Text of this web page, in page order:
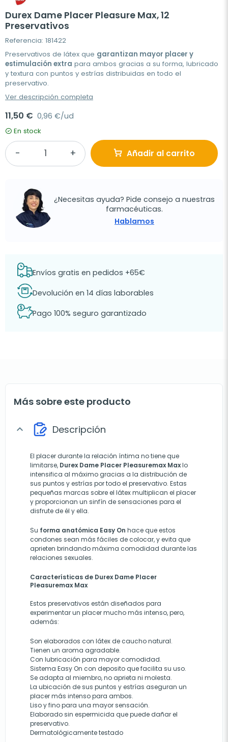
Durex Dame Placer Pleasure Max, 12
Preservativos
Referencia: 181422
Preservativos de látex que garantizan mayor placer y
estimulación extra para ambos gracias a su forma, lubricado
y textura con puntos y estrías distribuidas en todo el
preservativo.
Ver descripción completa
11,50 € 0,96 €/ud
En stock
Añadir al carrito
¿Necesitas ayuda? Pide consejo a nuestras
farmacéuticas.
Hablamos
Envíos gratis en pedidos +65€
Devolución en 14 días laborables
Pago 100% seguro garantizado
Más sobre este producto
expand_more Descripción
El placer durante la relación íntima no tiene que
limitarse, Durex Dame Placer Pleasuremax Maxlo
intensifica al máximo gracias a la distribución de
sus puntos y estrías por todo el preservativo. Estas
pequeñas marcas sobre el látex multiplican el placer
y proporcionan un sinfín de sensaciones para el
disfrute de él y ella.
Su forma anatómica Easy On hace que estos
condones sean más fáciles de colocar, y evita que
aprieten brindando máxima comodidad durante las
relaciones sexuales.
Características de Durex Dame Placer
Pleasuremax Max
Estos preservativos están diseñados para
experimentar un placer mucho más intenso, pero,
además:
Son elaborados con látex de caucho natural.
Tienen un aroma agradable.
Con lubricación para mayor comodidad.
Sistema Easy On con deposito que facilita su uso.
Se adapta al miembro, no aprieta ni molesta.
La ubicación de sus puntos y estrías aseguran un
placer más intenso para ambos.
Liso y fino para una mayor sensación.
Elaborado sin espermicida que puede dañar el
preservativo.
Dermatológicamente testado